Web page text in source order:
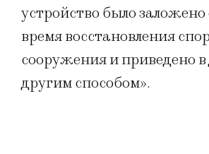
устройство было
время восстановления
сооружения и приведено в
другим способом».